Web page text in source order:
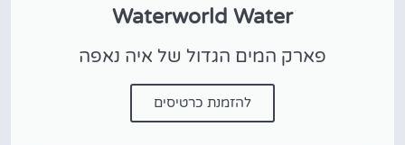
Waterworld Water
פארק המים הגדול של איה נאפה
להזמנת כרטיסים